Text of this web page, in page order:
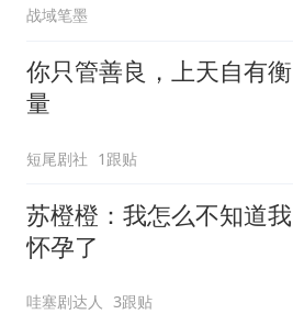
战域笔墨
你只管善良，上天自有衡
量
短尾剧社 1跟贴
苏橙橙：我怎么不知道我
怀孕了
哇塞剧达人 3跟贴